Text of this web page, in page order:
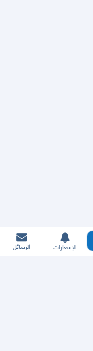
الإشعارات الرسائل